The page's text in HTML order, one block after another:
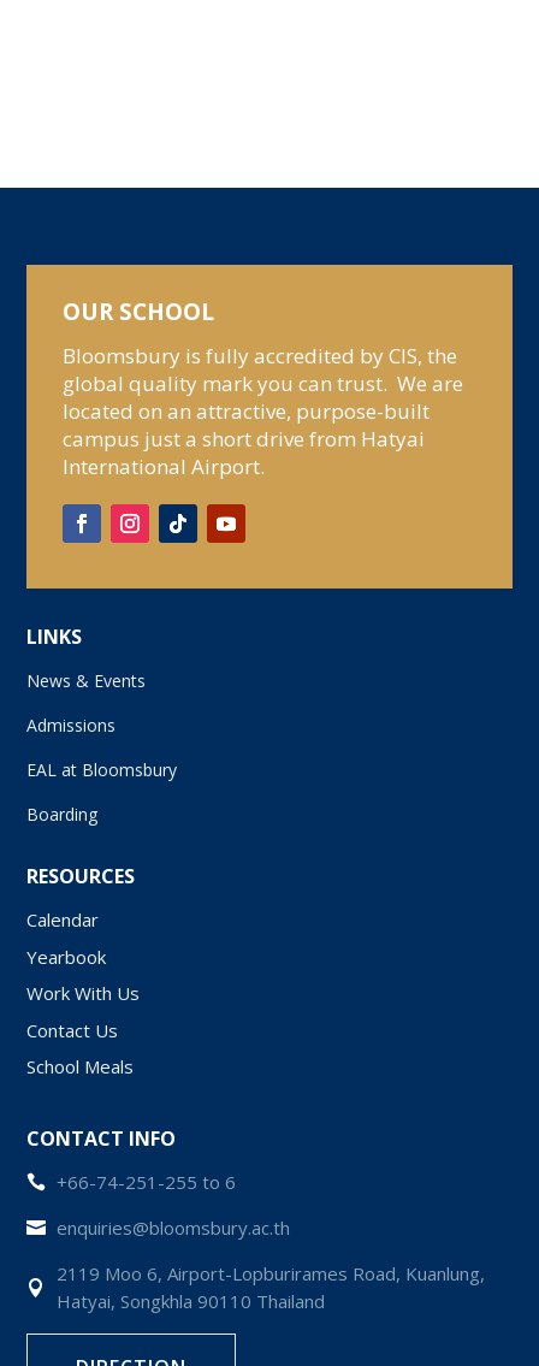
OUR SCHOOL
Bloomsbury is fully accredited by CIS, the
global quality mark you can trust. We are
located on an attractive, purpose-built
campus just a short drive from Hatyai
International Airport.
LINKS
News & Events
Admissions
EAL at Bloomsbury
Boarding
RESOURCES
Calendar
Yearbook
Work With Us
Contact Us
School Meals
CONTACT INFO
 +66-74-251-255 to 6
 enquiries@bloomsbury.ac.th

2119 Moo 6, Airport-Lopburirames Road, Kuanlung,
Hatyai, Songkhla 90110 Thailand